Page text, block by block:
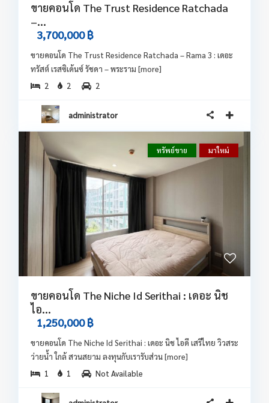
ขายคอนโด The Trust Residence Ratchada
–...
3,700,000 ฿
ขายคอนโด The Trust Residence Ratchada – Rama 3 : เดอะ
ทรัสต์ เรสซิเด้นซ์ รัชดา – พระราม [more]
2
2 2
administrator
ทรัพย์ขาย มาใหม่
ขายคอนโด The Niche Id Serithai : เดอะ นิช
ไอ...
1,250,000 ฿
ขายคอนโด The Niche Id Serithai : เดอะ นิช ไอดี เสรีไทย วิวสระ
ว่ายน้ำ ใกล้ สวนสยาม ลงทุนกับเรารับส่วน[more]
1
1 Not Available